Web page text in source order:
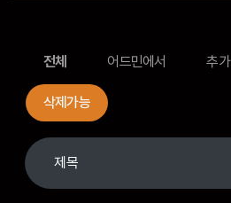
전체 어드민에서 추가
삭제가능